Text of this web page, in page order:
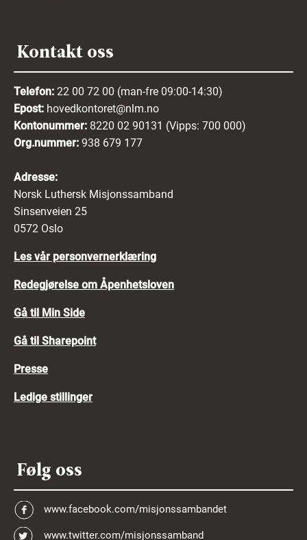
Kontakt oss
Telefon: 22 00 72 00 (man-fre 09:00-14:30)
Epost: hovedkontoret@nlm.no
Kontonummer: 8220 02 90131 (Vipps: 700 000)
Org.nummer: 938 679 177
Adresse:
Norsk Luthersk Misjonssamband
Sinsenveien 25
0572 Oslo
Les vår personvernerklæring
Redegjørelse om Åpenhetsloven
Gå til Min Side
Gå til Sharepoint
Presse
Ledige stillinger
Følg oss
www.facebook.com/misjonssambandet
www.twitter.com/misjonssamband